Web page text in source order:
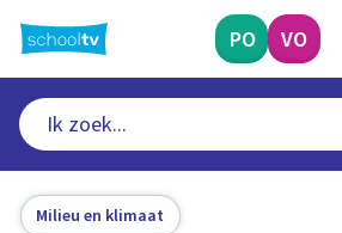
naar
hoofdinhoud
PO VO
Milieu en klimaat